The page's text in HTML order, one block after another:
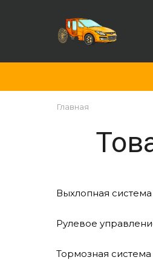
Главная
Выхлопная система
Рулевое
Тормозная система